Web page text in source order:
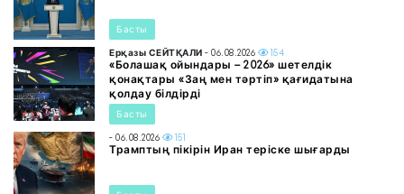
Басты
Ерқазы СЕЙТҚАЛИ - 06.08.2026 154
«Болашақ ойындары – 2026» шетелдік
қонақтары «Заң мен тәртіп» қағидатына
қолдау білдірді
Басты
- 06.08.2026 151
Трамптың пікірін Иран теріске шығарды